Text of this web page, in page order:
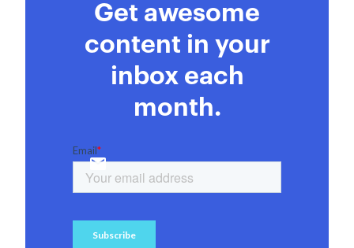
Get awesome
content in your
inbox each
month.